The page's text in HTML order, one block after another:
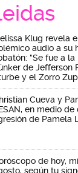
Klug revela
audio a su
"Se fue a
de Jefferson
y el Zorro
Cueva y
en medio
de Pamela
de hoy,
según tu